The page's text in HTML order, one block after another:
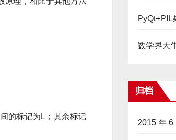
的标记为L；其余标记
PyQt+PIL
数学界大
归档
2015 年 6